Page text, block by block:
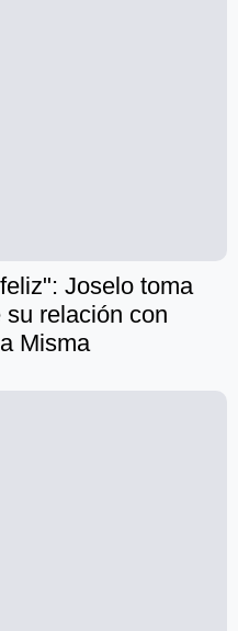
Joselo toma
relación con
Misma